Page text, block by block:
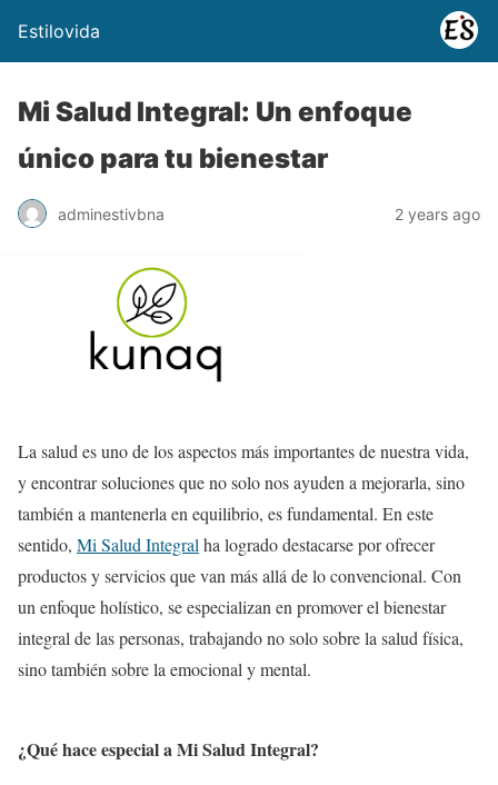
Estilovida
Mi Salud Integral: Un enfoque
único para tu bienestar
adminestivbna 2 years ago
La salud es uno de los aspectos más importantes de nuestra vida,
y encontrar soluciones que no solo nos ayuden a mejorarla, sino
también a mantenerla en equilibrio, es fundamental. En este
sentido, Mi Salud Integral ha logrado destacarse por ofrecer
productos y servicios que van más allá de lo convencional. Con
un enfoque holístico, se especializan en promover el bienestar
integral de las personas, trabajando no solo sobre la salud física,
sino también sobre la emocional y mental.
¿Qué hace especial a Mi Salud Integral?